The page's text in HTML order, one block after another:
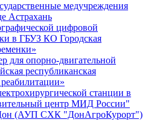
медучреждения
Астрахань
цифровой
в ГБУЗ КО Городская
для опорно-двигательной
республиканская
станции в
центр МИД России"
(АУП СХК "ДонАгроКурорт")